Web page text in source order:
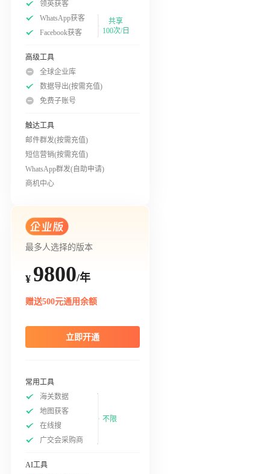
领英获客
WhatsApp获客
Facebook获客
共享
100次/日
高级工具
全球企业库
数据导出(按需充值)
免费子账号
触达工具
邮件群发(按需充值)
短信营销(按需充值)
WhatsApp群发(自助申请)
商机中心
最多人选择的版本
¥ 9800/年
赠送500元通用余额
立即开通
常用工具
海关数据
地图获客
在线搜
广交会采购商
不限
AI工具